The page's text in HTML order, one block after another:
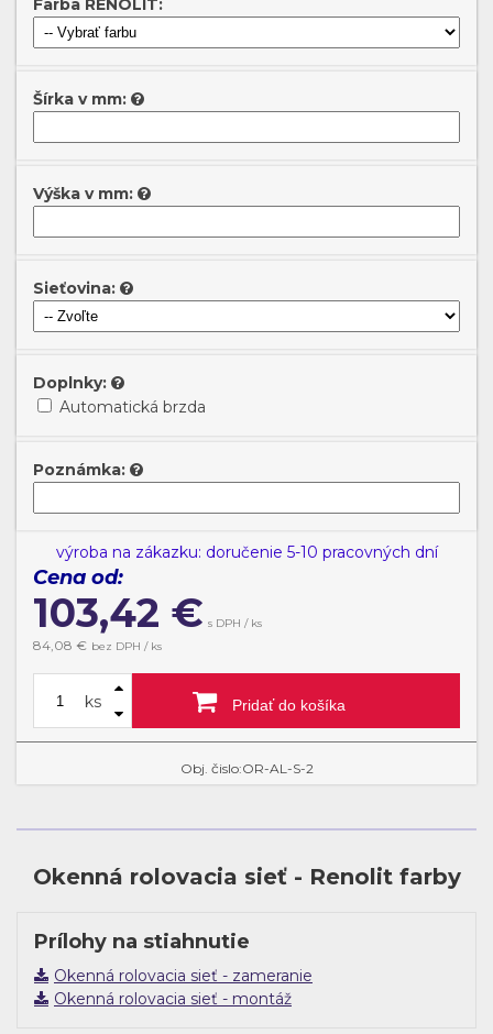
Farba RENOLIT:
Šírka v mm:
Výška v mm:
Sieťovina:
Doplnky:
Automatická brzda
Poznámka:
výroba na zákazku: doručenie 5-10 pracovných dní
Cena od:
103,42 € s DPH / ks
84,08 € bez DPH / ks
ks Pridať do košíka
Obj. čislo:OR-AL-S-2
Okenná rolovacia sieť - Renolit farby
Prílohy na stiahnutie
Okenná rolovacia sieť - zameranie
Okenná rolovacia sieť - montáž